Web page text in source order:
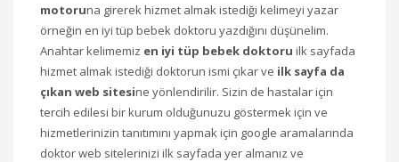
motoruna girerek hizmet almak istediği kelimeyi yazar
örneğin en iyi tüp bebek doktoru yazdığını düşünelim.
Anahtar kelimemiz en iyi tüp bebek doktoru ilk sayfada
hizmet almak istediği doktorun ismi çıkar ve ilk sayfa da
çıkan web sitesine yönlendirilir. Sizin de hastalar için
tercih edilesi bir kurum olduğunuzu göstermek için ve
hizmetlerinizin tanıtımını yapmak için google aramalarında
doktor web sitelerinizi ilk sayfada yer almanız ve